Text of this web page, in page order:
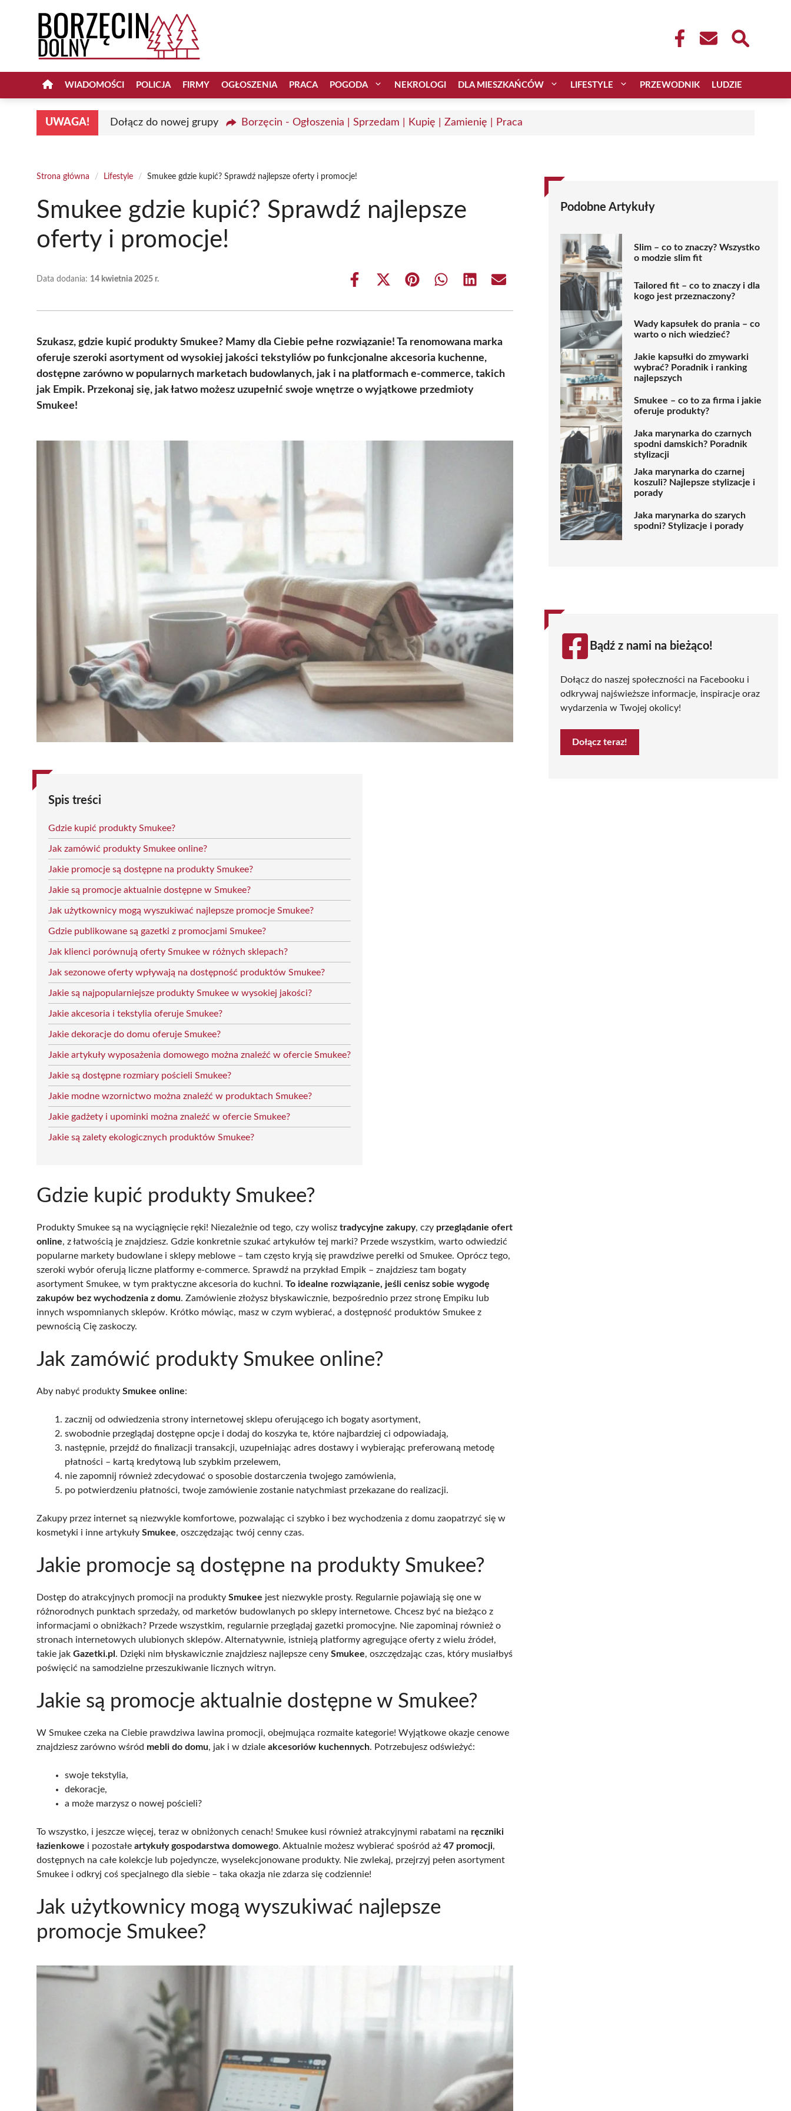
WIADOMOŚCI POLICJA FIRMY OGŁOSZENIA PRACA POGODA NEKROLOGI DLA MIESZKAŃCÓW LIFESTYLE PRZEWODNIK LUDZIE
UWAGA! Dołącz do nowej grupy Borzęcin - Ogłoszenia | Sprzedam | Kupię | Zamienię | Praca
Strona główna / Lifestyle / Smukee gdzie kupić? Sprawdź najlepsze oferty i promocje!
Smukee gdzie kupić? Sprawdź najlepsze
oferty i promocje!
Data dodania: 14 kwietnia 2025 r.
Share
Share
(Twitter)
Share Share Share Share
Szukasz, gdzie kupić produkty Smukee? Mamy dla Ciebie pełne rozwiązanie! Ta renomowana marka
oferuje szeroki asortyment od wysokiej jakości tekstyliów po funkcjonalne akcesoria kuchenne,
dostępne zarówno w popularnych marketach budowlanych, jak i na platformach e-commerce, takich
jak Empik. Przekonaj się, jak łatwo możesz uzupełnić swoje wnętrze o wyjątkowe przedmioty
Smukee!
Spis treści
Gdzie kupić produkty Smukee?
Jak zamówić produkty Smukee online?
Jakie promocje są dostępne na produkty Smukee?
Jakie są promocje aktualnie dostępne w Smukee?
Jak użytkownicy mogą wyszukiwać najlepsze promocje Smukee?
Gdzie publikowane są gazetki z promocjami Smukee?
Jak klienci porównują oferty Smukee w różnych sklepach?
Jak sezonowe oferty wpływają na dostępność produktów Smukee?
Jakie są najpopularniejsze produkty Smukee w wysokiej jakości?
Jakie akcesoria i tekstylia oferuje Smukee?
Jakie dekoracje do domu oferuje Smukee?
Jakie artykuły wyposażenia domowego można znaleźć w ofercie Smukee?
Jakie są dostępne rozmiary pościeli Smukee?
Jakie modne wzornictwo można znaleźć w produktach Smukee?
Jakie gadżety i upominki można znaleźć w ofercie Smukee?
Jakie są zalety ekologicznych produktów Smukee?
Gdzie kupić produkty Smukee?
Produkty Smukee są na wyciągnięcie ręki! Niezależnie od tego, czy wolisz tradycyjne zakupy, czy przeglądanie ofert
online, z łatwością je znajdziesz. Gdzie konkretnie szukać artykułów tej marki? Przede wszystkim, warto odwiedzić
popularne markety budowlane i sklepy meblowe – tam często kryją się prawdziwe perełki od Smukee. Oprócz tego,
szeroki wybór oferują liczne platformy e-commerce. Sprawdź na przykład Empik – znajdziesz tam bogaty
asortyment Smukee, w tym praktyczne akcesoria do kuchni. To idealne rozwiązanie, jeśli cenisz sobie wygodę
zakupów bez wychodzenia z domu. Zamówienie złożysz błyskawicznie, bezpośrednio przez stronę Empiku lub
innych wspomnianych sklepów. Krótko mówiąc, masz w czym wybierać, a dostępność produktów Smukee z
pewnością Cię zaskoczy.
Jak zamówić produkty Smukee online?
Aby nabyć produkty Smukee online:
zacznij od odwiedzenia strony internetowej sklepu oferującego ich bogaty asortyment,
swobodnie przeglądaj dostępne opcje i dodaj do koszyka te, które najbardziej ci odpowiadają,
następnie, przejdź do finalizacji transakcji, uzupełniając adres dostawy i wybierając preferowaną metodę
płatności – kartą kredytową lub szybkim przelewem,
nie zapomnij również zdecydować o sposobie dostarczenia twojego zamówienia,
po potwierdzeniu płatności, twoje zamówienie zostanie natychmiast przekazane do realizacji.
Zakupy przez internet są niezwykle komfortowe, pozwalając ci szybko i bez wychodzenia z domu zaopatrzyć się w
kosmetyki i inne artykuły Smukee, oszczędzając twój cenny czas.
Jakie promocje są dostępne na produkty Smukee?
Dostęp do atrakcyjnych promocji na produkty Smukee jest niezwykle prosty. Regularnie pojawiają się one w
różnorodnych punktach sprzedaży, od marketów budowlanych po sklepy internetowe. Chcesz być na bieżąco z
informacjami o obniżkach? Przede wszystkim, regularnie przeglądaj gazetki promocyjne. Nie zapominaj również o
stronach internetowych ulubionych sklepów. Alternatywnie, istnieją platformy agregujące oferty z wielu źródeł,
takie jak Gazetki.pl . Dzięki nim błyskawicznie znajdziesz najlepsze ceny Smukee, oszczędzając czas, który musiałbyś
poświęcić na samodzielne przeszukiwanie licznych witryn.
Jakie są promocje aktualnie dostępne w Smukee?
W Smukee czeka na Ciebie prawdziwa lawina promocji, obejmująca rozmaite kategorie! Wyjątkowe okazje cenowe
znajdziesz zarówno wśród mebli do domu, jak i w dziale akcesoriów kuchennych. Potrzebujesz odświeżyć:
swoje tekstylia,
dekoracje,
a może marzysz o nowej pościeli?
To wszystko, i jeszcze więcej, teraz w obniżonych cenach! Smukee kusi również atrakcyjnymi rabatami na ręczniki
łazienkowe i pozostałe artykuły gospodarstwa domowego. Aktualnie możesz wybierać spośród aż 47 promocji,
dostępnych na całe kolekcje lub pojedyncze, wyselekcjonowane produkty. Nie zwlekaj, przejrzyj pełen asortyment
Smukee i odkryj coś specjalnego dla siebie – taka okazja nie zdarza się codziennie!
Jak użytkownicy mogą wyszukiwać najlepsze
promocje Smukee?
Podobne Artykuły
Slim – co to znaczy? Wszystko
o modzie slim fit
Tailored fit – co to znaczy i dla
kogo jest przeznaczony?
Wady kapsułek do prania – co
warto o nich wiedzieć?
Jakie kapsułki do zmywarki
wybrać? Poradnik i ranking
najlepszych
Smukee – co to za firma i jakie
oferuje produkty?
Jaka marynarka do czarnych
spodni damskich? Poradnik
stylizacji
Jaka marynarka do czarnej
koszuli? Najlepsze stylizacje i
porady
Jaka marynarka do szarych
spodni? Stylizacje i porady
Bądź z nami na bieżąco!
Dołącz do naszej społeczności na Facebooku i
odkrywaj najświeższe informacje, inspiracje oraz
wydarzenia w Twojej okolicy!
Dołącz teraz!